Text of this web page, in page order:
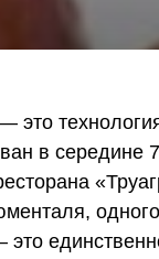
в середине
это